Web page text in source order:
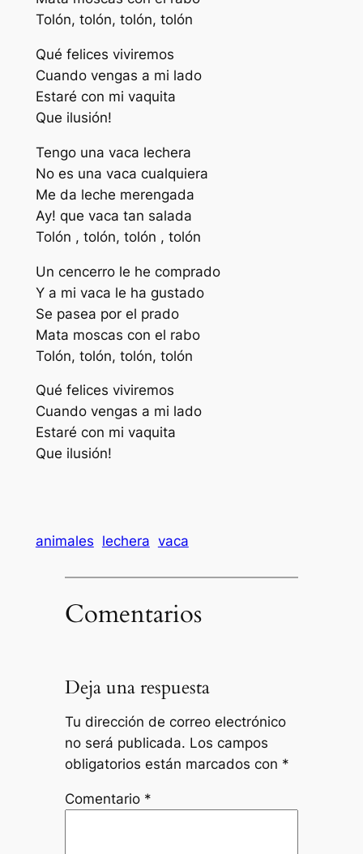
Tolón, tolón, tolón, tolón
Qué felices viviremos
Cuando vengas a mi lado
Estaré con mi vaquita
Que ilusión!
Tengo una vaca lechera
No es una vaca cualquiera
Me da leche merengada
Ay! que vaca tan salada
Tolón , tolón, tolón , tolón
Un cencerro le he comprado
Y a mi vaca le ha gustado
Se pasea por el prado
Mata moscas con el rabo
Tolón, tolón, tolón, tolón
Qué felices viviremos
Cuando vengas a mi lado
Estaré con mi vaquita
Que ilusión!
animales lechera vaca
Comentarios
Deja una respuesta
Tu dirección de correo electrónico
no será publicada. Los campos
obligatorios están marcados con *
Comentario *